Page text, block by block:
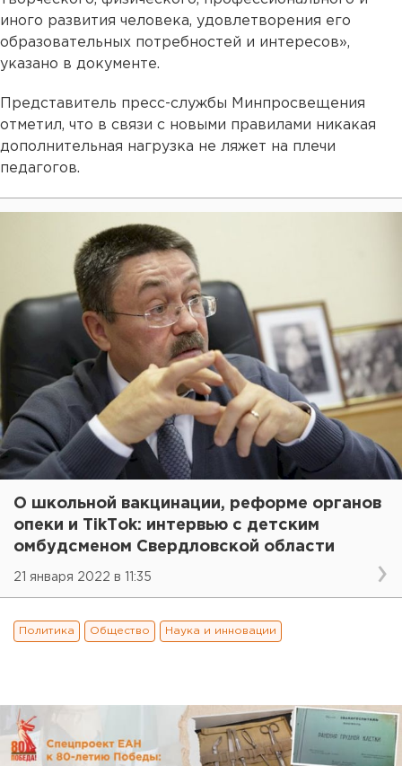
иного развития человека, удовлетворения его
образовательных потребностей и интересов»,
указано в документе.
Представитель пресс-службы Минпросвещения
отметил, что в связи с новыми правилами никакая
дополнительная нагрузка не ляжет на плечи
педагогов.
О школьной вакцинации, реформе органов
опеки и TikTоk: интервью с детским
омбудсменом Свердловской области
21 января 2022 в 11:35
Политика Общество Наука и инновации